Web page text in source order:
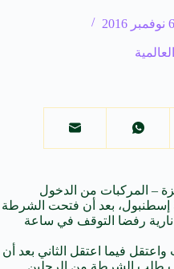
6 نوفمبر 2016
– المركبات من الدخول
إسطنبول، بعد أن فتحت الشرطة
رفضا التوقف في ساعة
فيما اعتقل الثاني بعد أن
طلب الشرطة من الرجلين